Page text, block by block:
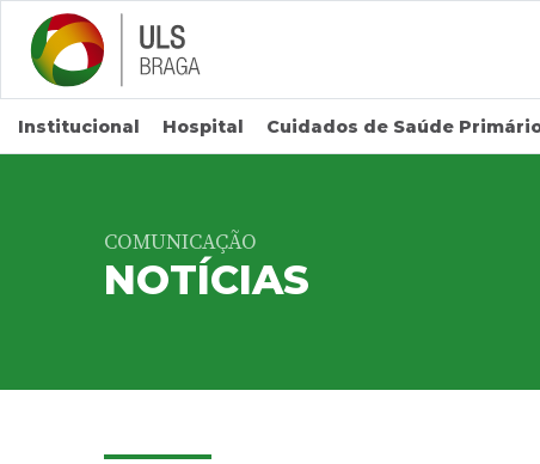
Saltar para conteúdo principal
Institucional Hospital Cuidados de Saúde
COMUNICAÇÃO
NOTÍCIAS